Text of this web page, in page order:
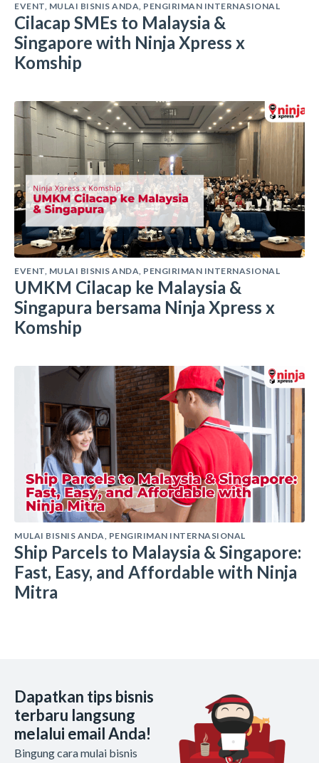
EVENT, MULAI BISNIS ANDA, PENGIRIMAN INTERNASIONAL
Cilacap SMEs to Malaysia &
Singapore with Ninja Xpress x
Komship
EVENT, MULAI BISNIS ANDA, PENGIRIMAN INTERNASIONAL
UMKM Cilacap ke Malaysia &
Singapura bersama Ninja Xpress x
Komship
MULAI BISNIS ANDA, PENGIRIMAN INTERNASIONAL
Ship Parcels to Malaysia & Singapore:
Fast, Easy, and Affordable with Ninja
Mitra
Dapatkan tips bisnis
terbaru langsung
melalui email Anda!
Bingung cara mulai bisnis